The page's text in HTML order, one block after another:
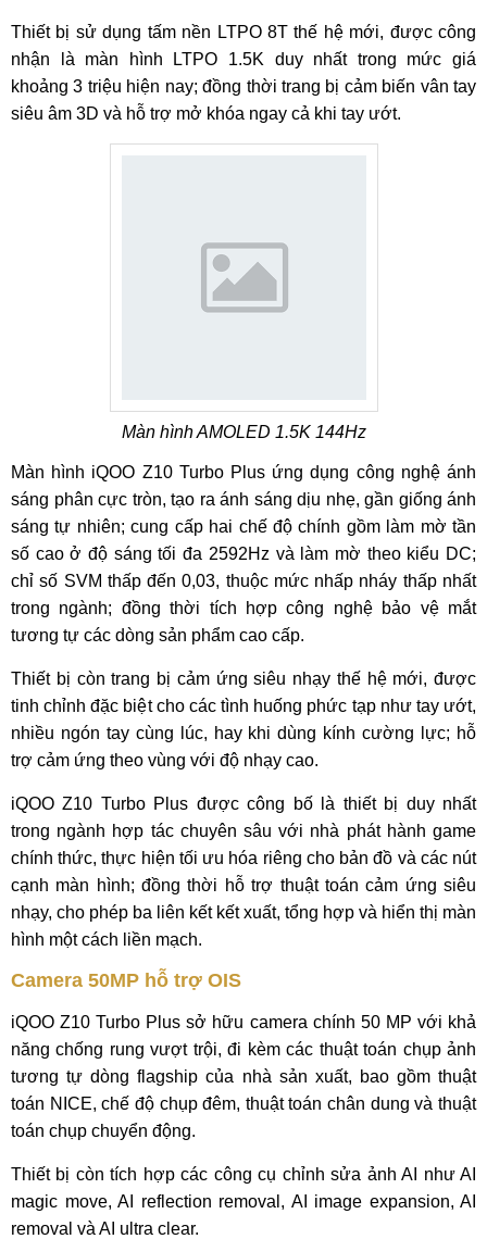
Thiết bị sử dụng tấm nền LTPO 8T thế hệ mới, được công
nhận là màn hình LTPO 1.5K duy nhất trong mức giá
khoảng 3 triệu hiện nay; đồng thời trang bị cảm biến vân tay
siêu âm 3D và hỗ trợ mở khóa ngay cả khi tay ướt.
Màn hình AMOLED 1.5K 144Hz
Màn hình iQOO Z10 Turbo Plus ứng dụng công nghệ ánh
sáng phân cực tròn, tạo ra ánh sáng dịu nhẹ, gần giống ánh
sáng tự nhiên; cung cấp hai chế độ chính gồm làm mờ tần
số cao ở độ sáng tối đa 2592Hz và làm mờ theo kiểu DC;
chỉ số SVM thấp đến 0,03, thuộc mức nhấp nháy thấp nhất
trong ngành; đồng thời tích hợp công nghệ bảo vệ mắt
tương tự các dòng sản phẩm cao cấp.
Thiết bị còn trang bị cảm ứng siêu nhạy thế hệ mới, được
tinh chỉnh đặc biệt cho các tình huống phức tạp như tay ướt,
nhiều ngón tay cùng lúc, hay khi dùng kính cường lực; hỗ
trợ cảm ứng theo vùng với độ nhạy cao.
iQOO Z10 Turbo Plus được công bố là thiết bị duy nhất
trong ngành hợp tác chuyên sâu với nhà phát hành game
chính thức, thực hiện tối ưu hóa riêng cho bản đồ và các nút
cạnh màn hình; đồng thời hỗ trợ thuật toán cảm ứng siêu
nhạy, cho phép ba liên kết kết xuất, tổng hợp và hiển thị màn
hình một cách liền mạch.
Camera 50MP hỗ trợ OIS
iQOO Z10 Turbo Plus sở hữu camera chính 50 MP với khả
năng chống rung vượt trội, đi kèm các thuật toán chụp ảnh
tương tự dòng flagship của nhà sản xuất, bao gồm thuật
toán NICE, chế độ chụp đêm, thuật toán chân dung và thuật
toán chụp chuyển động.
Thiết bị còn tích hợp các công cụ chỉnh sửa ảnh AI như AI
magic move, AI reflection removal, AI image expansion, AI
removal và AI ultra clear.